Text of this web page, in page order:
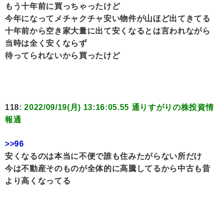
もう十年前に買っちゃったけど
今年になってメチャクチャ安い物件が山ほど出てきてる
十年前から空き家大量に出て安くなるとは言われながら
当時は全く安くならず
待ってられないから買ったけど
118:2022/09/19(月) 13:16:05.55 通りすがりの株投資情
報通
>>96
安くなるのは本当に不便で誰も住みたがらない所だけ
今は不動産そのものが全体的に高騰してるから中古も昔
より高くなってる